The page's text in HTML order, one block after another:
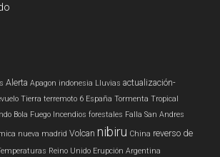
Alerta Apagon indonesia Lluvias actualización-
Tierra terremoto 6 España Tormenta Tropical
Bola Fuego Incendios forestales Falla San Andres
nueva madrid Volcan nibiru China reverso de
Reino Unido Erupción Argentina